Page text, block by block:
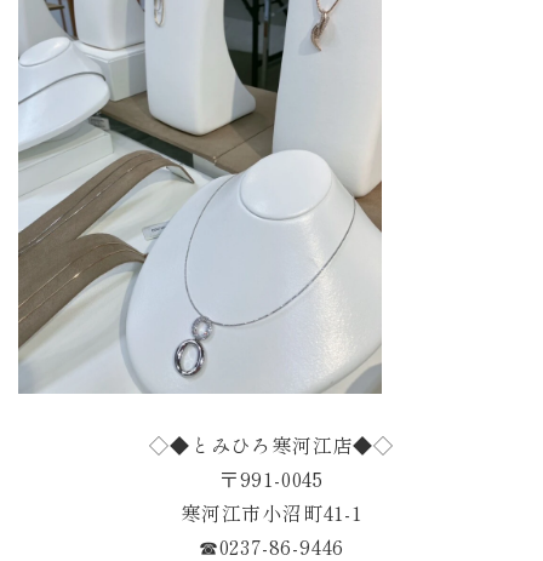
◇◆とみひろ寒河江店◆◇
〒991-0045
寒河江市小沼町41-1
☎︎0237-86-9446